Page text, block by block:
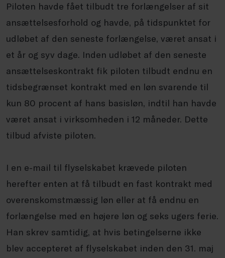
Piloten havde fået tilbudt tre forlængelser af sit
ansættelsesforhold og havde, på tidspunktet for
udløbet af den seneste forlængelse, været ansat i
et år og syv dage. Inden udløbet af den seneste
ansættelseskontrakt fik piloten tilbudt endnu en
tidsbegrænset kontrakt med en løn svarende til
kun 80 procent af hans basisløn, indtil han havde
været ansat i virksomheden i 12 måneder. Dette
tilbud afviste piloten.
I en e-mail til flyselskabet krævede piloten
herefter enten at få tilbudt en fast kontrakt med
overenskomstmæssig løn eller at få endnu en
forlængelse med en højere løn og seks ugers ferie.
Han skrev samtidig, at hvis betingelserne ikke
blev accepteret af flyselskabet inden den 31. maj